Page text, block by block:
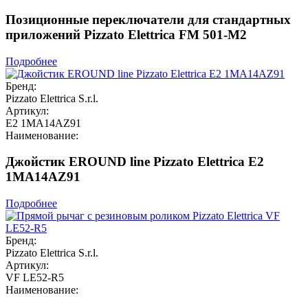
Позиционные переключатели для стандартных
приложений Pizzato Elettrica FM 501-M2
Подробнее
Бренд:
Pizzato Elettrica S.r.l.
Артикул:
E2 1MA14AZ91
Наименование:
Джойстик EROUND line Pizzato Elettrica E2
1MA14AZ91
Подробнее
Бренд:
Pizzato Elettrica S.r.l.
Артикул:
VF LE52-R5
Наименование: